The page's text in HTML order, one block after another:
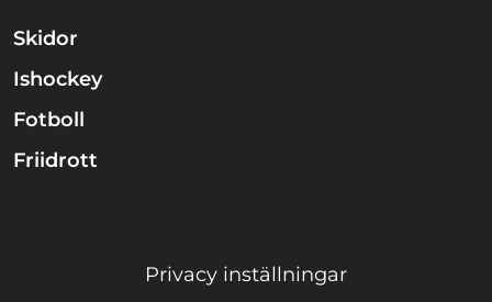
Skidor
Ishockey
Fotboll
Friidrott
Privacy inställningar